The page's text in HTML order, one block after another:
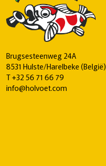
Brugsesteenweg 24A
8531 Hulste/Harelbeke (België)
T+32 56 71 66 79
info@holvoet.com